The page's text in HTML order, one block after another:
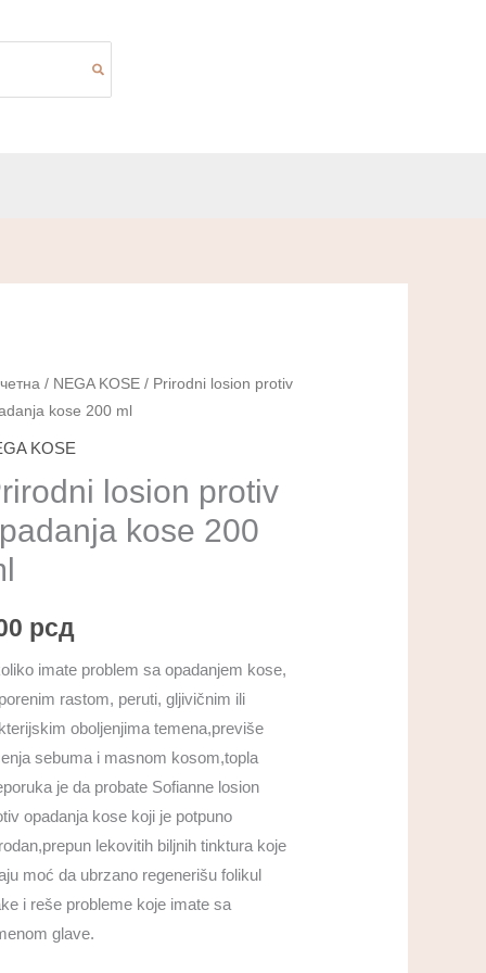
/ NEGA KOSE/ Prirodni losion protiv
kose 200 ml
KOSE
losion protiv
kose 200
рсд
imate problem sa opadanjem kose,
rastom, peruti, gljivičnim ili
oboljenjima temena,previše
sebuma i masnom kosom,topla
je da probate Sofianne losion
opadanja kose koji je potpuno
lekovitih biljnih tinktura koje
moć da ubrzano regenerišu folikul
i reše probleme koje imate sa
glave.